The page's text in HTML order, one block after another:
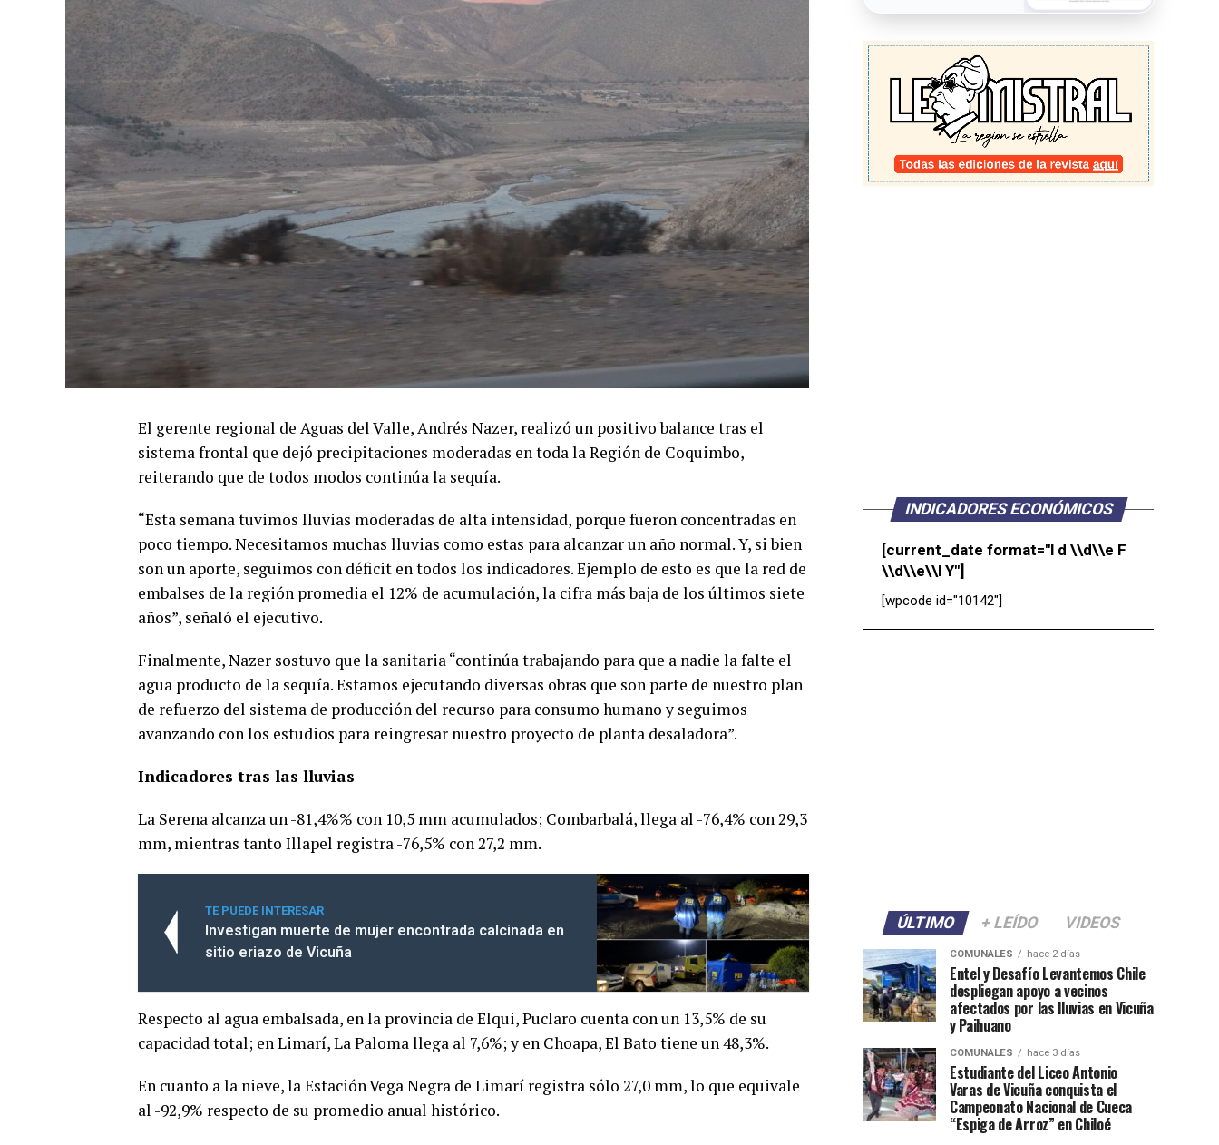
El gerente regional de Aguas del Valle, Andrés Nazer, realizó un positivo balance tras el
sistema frontal que dejó precipitaciones moderadas en toda la Región de Coquimbo,
reiterando que de todos modos continúa la sequía.
“Esta semana tuvimos lluvias moderadas de alta intensidad, porque fueron concentradas en
poco tiempo. Necesitamos muchas lluvias como estas para alcanzar un año normal. Y, si bien
son un aporte, seguimos con déficit en todos los indicadores. Ejemplo de esto es que la red de
embalses de la región promedia el 12% de acumulación, la cifra más baja de los últimos siete
años”, señaló el ejecutivo.
Finalmente, Nazer sostuvo que la sanitaria “continúa trabajando para que a nadie la falte el
agua producto de la sequía. Estamos ejecutando diversas obras que son parte de nuestro plan
de refuerzo del sistema de producción del recurso para consumo humano y seguimos
avanzando con los estudios para reingresar nuestro proyecto de planta desaladora”.
Indicadores tras las lluvias
La Serena alcanza un -81,4%% con 10,5 mm acumulados; Combarbalá, llega al -76,4% con 29,3
mm, mientras tanto Illapel registra -76,5% con 27,2 mm.
TE PUEDE INTERESAR
Investigan muerte de mujer encontrada calcinada en
sitio eriazo de Vicuña
Respecto al agua embalsada, en la provincia de Elqui, Puclaro cuenta con un 13,5% de su
capacidad total; en Limarí, La Paloma llega al 7,6%; y en Choapa, El Bato tiene un 48,3%.
En cuanto a la nieve, la Estación Vega Negra de Limarí registra sólo 27,0 mm, lo que equivale
al -92,9% respecto de su promedio anual histórico.
INDICADORES ECONÓMICOS
[current_date format="l d \\d\\e F
\\d\\e\\l Y"]
[wpcode id="10142"]
ÚLTIMO + LEÍDO VIDEOS
COMUNALES hace 2 días
Entel y Desafío Levantemos Chile
despliegan apoyo a vecinos
afectados por las lluvias en Vicuña
y Paihuano
COMUNALES hace 3 días
Estudiante del Liceo Antonio
Varas de Vicuña conquista el
Campeonato Nacional de Cueca
“Espiga de Arroz” en Chiloé